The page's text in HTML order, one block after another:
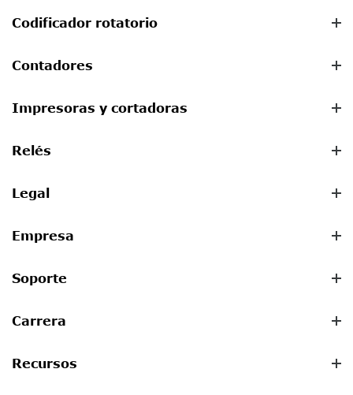
Codificador rotatorio
Contadores
Impresoras y cortadoras
Relés
Legal
Empresa
Soporte
Carrera
Recursos